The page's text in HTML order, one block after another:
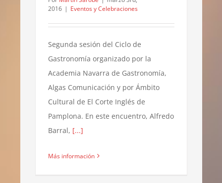
2016 | Eventos y Celebraciones
Segunda sesión del Ciclo de
Gastronomía organizado por la
Academia Navarra de Gastronomía,
Algas Comunicación y por Ámbito
Cultural de El Corte Inglés de
Pamplona. En este encuentro, Alfredo
Barral, [...]
Más información